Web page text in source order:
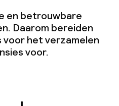
en betrouwbare
Daarom bereiden
voor het verzamelen
voor.